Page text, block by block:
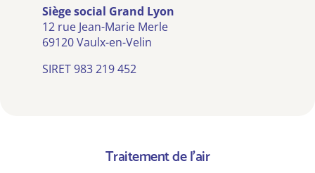
Siège social Grand Lyon
12 rue Jean-Marie Merle
69120 Vaulx-en-Velin
SIRET 983 219 452
Traitement de l’air